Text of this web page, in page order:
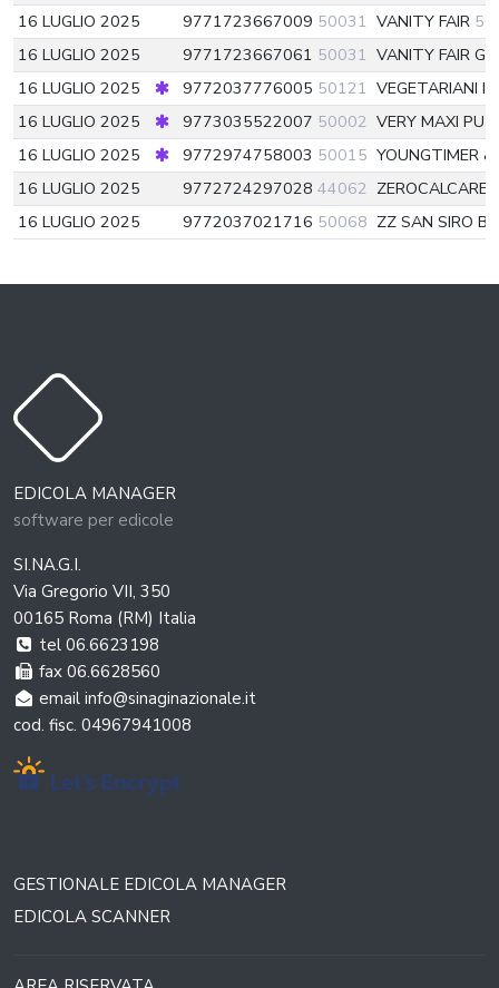
16 LUGLIO 2025
9771723667009 50031 VANITY FAIR
16 LUGLIO 2025
9771723667061 50031 VANITY FAIR
16 LUGLIO 2025
9772037776005 50121 VEGETARIANI
16 LUGLIO 2025
9773035522007 50002 VERY MAXI
16 LUGLIO 2025
9772974758003 50015 YOUNGTIMER
16 LUGLIO 2025
9772724297028 44062
16 LUGLIO 2025
9772037021716 50068 ZZ SAN SIRO
EDICOLA MANAGER
software per edicole
SI.NA.G.I.
Via Gregorio VII, 350
00165 Roma (RM) Italia
tel 06.6623198
fax 06.6628560
email info@sinaginazionale.it
cod. fisc. 04967941008
GESTIONALE EDICOLA MANAGER
EDICOLA SCANNER